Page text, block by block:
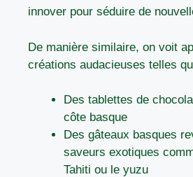
innover pour séduire de
De manière similaire, on voit
créations audacieuses telles
Des tablettes de
côte basque
Des gâteaux basques
saveurs exotiques
Tahiti ou le yuzu